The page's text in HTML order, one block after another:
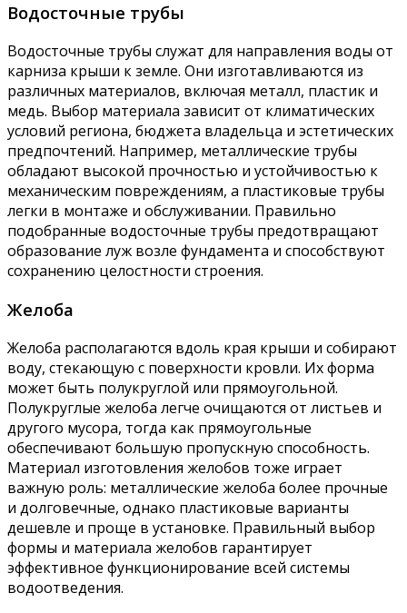
Водосточные трубы
Водосточные трубы служат для направления воды от
карниза крыши к земле. Они изготавливаются из
различных материалов, включая металл, пластик и
медь. Выбор материала зависит от климатических
условий региона, бюджета владельца и эстетических
предпочтений. Например, металлические трубы
обладают высокой прочностью и устойчивостью к
механическим повреждениям, а пластиковые трубы
легки в монтаже и обслуживании. Правильно
подобранные водосточные трубы предотвращают
образование луж возле фундамента и способствуют
сохранению целостности строения.
Желоба
Желоба располагаются вдоль края крыши и собирают
воду, стекающую с поверхности кровли. Их форма
может быть полукруглой или прямоугольной.
Полукруглые желоба легче очищаются от листьев и
другого мусора, тогда как прямоугольные
обеспечивают большую пропускную способность.
Материал изготовления желобов тоже играет
важную роль: металлические желоба более прочные
и долговечные, однако пластиковые варианты
дешевле и проще в установке. Правильный выбор
формы и материала желобов гарантирует
эффективное функционирование всей системы
водоотведения.